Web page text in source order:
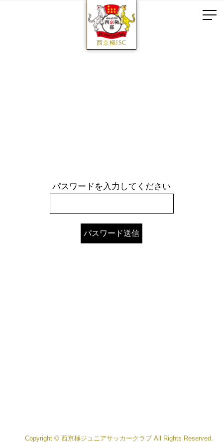
西京極JSC
パスワードを入力してください
Copyright © 西京極ジュニアサッカークラブ All Rights Reserved.